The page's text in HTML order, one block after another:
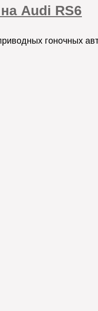
Audi RS6
гоночных